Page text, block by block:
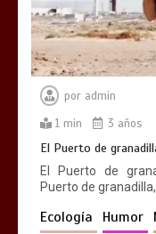
por admin
1 min
3 años
El Puerto de
El Puerto de
Puerto de
Ecología Humor